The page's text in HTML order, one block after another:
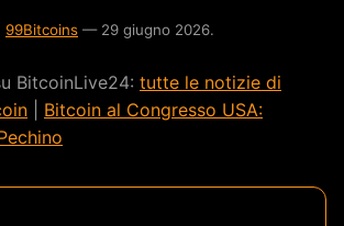
99Bitcoins — 29 giugno 2026.
BitcoinLive24: tutte le notizie di
Bitcoin al Congresso USA: